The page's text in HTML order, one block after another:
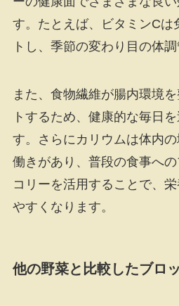
す。たとえば、ビタミンCは
トし、季節の変わり目の体
また、食物繊維が腸内環境
トするため、健康的な毎日
す。さらにカリウムは体内
働きがあり、普段の食事へ
コリーを活用することで、
やすくなります。
他の野菜と比較したブロ